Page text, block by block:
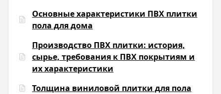
Основные характеристики ПВХ плитки
пола для дома
Производство ПВХ плитки: история,
сырье, требования к ПВХ покрытиям и
их характеристики
Толщина виниловой плитки для пола